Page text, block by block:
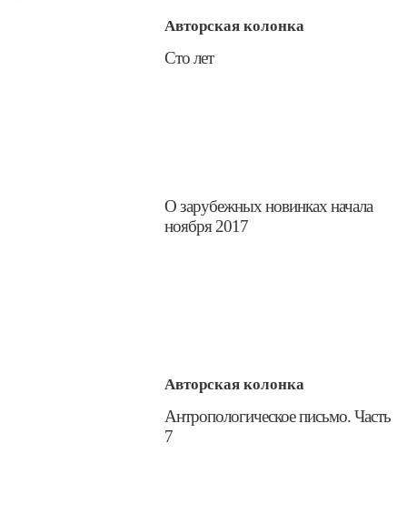
Авторская колонка
​Сто лет
О зарубежных новинках начала
ноября 2017
Авторская колонка
​Антропологическое письмо. Часть
7